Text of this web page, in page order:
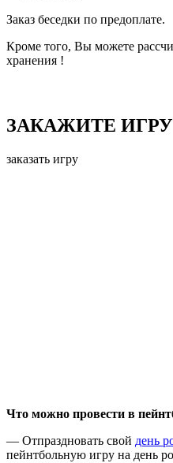
Заказ беседки по предоплате.
Кроме того, Вы можете
хранения !
ЗАКАЖИТЕ
заказать игру
Что можно провести в
— Отпраздновать свой день
пейнтбольную игру на день